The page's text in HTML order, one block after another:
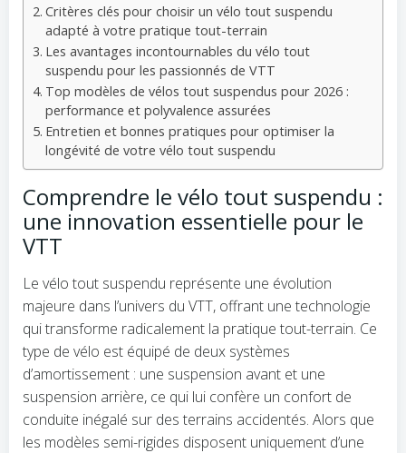
Critères clés pour choisir un vélo tout suspendu
adapté à votre pratique tout-terrain
Les avantages incontournables du vélo tout
suspendu pour les passionnés de VTT
Top modèles de vélos tout suspendus pour 2026 :
performance et polyvalence assurées
Entretien et bonnes pratiques pour optimiser la
longévité de votre vélo tout suspendu
Comprendre le vélo tout suspendu :
une innovation essentielle pour le
VTT
Le vélo tout suspendu représente une évolution
majeure dans l’univers du VTT, offrant une technologie
qui transforme radicalement la pratique tout-terrain. Ce
type de vélo est équipé de deux systèmes
d’amortissement : une suspension avant et une
suspension arrière, ce qui lui confère un confort de
conduite inégalé sur des terrains accidentés. Alors que
les modèles semi-rigides disposent uniquement d’une